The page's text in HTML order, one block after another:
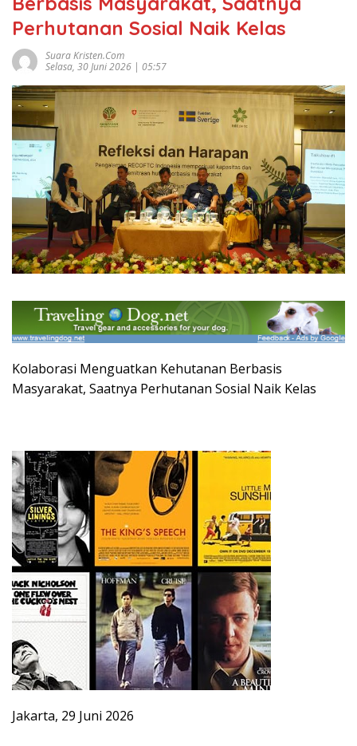
Perhutanan Sosial Naik Kelas
Suara Kristen.com
Selasa, 30 Juni 2026 | 05:57
Kolaborasi Menguatkan Kehutanan Berbasis
Masyarakat, Saatnya Perhutanan Sosial Naik Kelas
Jakarta, 29 Juni 2026